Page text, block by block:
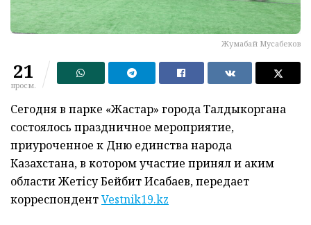
Жумабай Мусабеков
21
просм.
Сегодня в парке «Жастар» города Талдыкоргана
состоялось праздничное мероприятие,
приуроченное к Дню единства народа
Казахстана, в котором участие принял и аким
области Жетісу Бейбит Исабаев, передает
корреспондентVestnik19.kz